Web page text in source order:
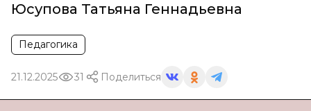
Юсупова Татьяна Геннадьевна
Педагогика
21.12.2025 31 Поделиться